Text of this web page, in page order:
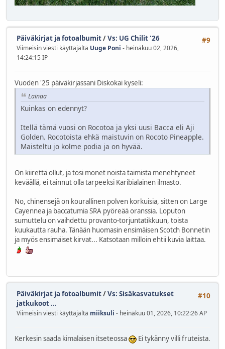
#9
Päiväkirjat ja fotoalbumit/Vs: UG Chilit '26
Viimeisin viesti käyttäjältä Uuge Poni - heinäkuu 02, 2026,
14:24:15 IP
Vuoden '25 päiväkirjassani Diskokai kyseli:
Lainaa
Kuinkas on edennyt?
Itellä tämä vuosi on Rocotoa ja yksi uusi Bacca eli Aji
Golden. Rocotoista ehkä maistuvin on Rocoto Pineapple.
Maisteltu jo kolme podia ja on hyvää.
On kiirettä ollut, ja tosi monet noista taimista menehtyneet
keväällä, ei tainnut olla tarpeeksi Karibialainen ilmasto.
No, chinensejä on kourallinen polven korkuisia, sitten on Large
Cayennea ja baccatumia SRA pyöreää oranssia. Loputon
sumuttelu on vaihdettu provanto-torjuntatikkuun, toista
kuukautta rauha. Tänään huomasin ensimäisen Scotch Bonnetin
ja myös ensimäiset kirvat... Katsotaan milloin ehtii kuvia laittaa.
#10
Päiväkirjat ja fotoalbumit/Vs: Sisäkasvatukset
jatkukoot ...
Viimeisin viesti käyttäjältä miiksuli - heinäkuu 01, 2026, 10:22:26 AP
Kerkesin saada kimalaisen itseteossa Ei tykänny villi fruteista.